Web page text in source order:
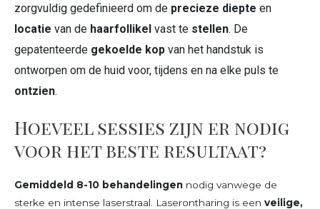
zorgvuldig gedefinieerd om de precieze diepte en
locatie van de haarfollikel vast te stellen. De
gepatenteerde gekoelde kop van het handstuk is
ontworpen om de huid voor, tijdens en na elke puls te
ontzien.
Hoeveel sessies zijn er nodig
voor het beste resultaat?
Gemiddeld 8-10 behandelingen nodig vanwege de
sterke en intense laserstraal. Laserontharing is een veilige,